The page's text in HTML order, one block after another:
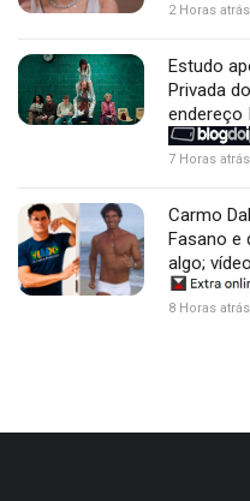
2 Horas atrás
Estudo
Privada
endereço
7 Horas atrás
Carmo
Fasano e
algo; vídeo
8 Horas atrás